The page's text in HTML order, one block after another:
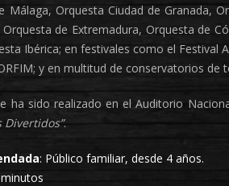
Málaga, Orquesta Ciudad de Granada,
Orquesta de Extremadura, Orquesta de
Ibérica; en festivales como el Festival
y en multitud de conservatorios de
ha sido realizado en el Auditorio
Divertidos”.
: Público familiar, desde 4 años.